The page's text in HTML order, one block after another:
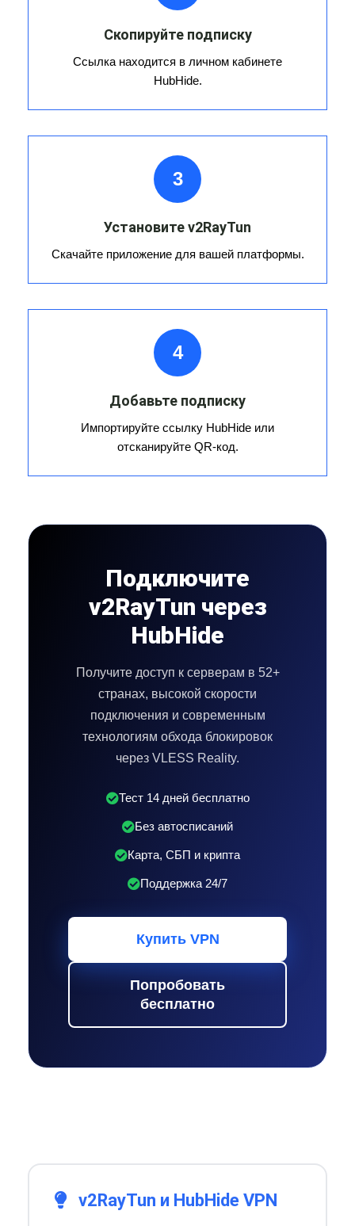
Скопируйте подписку
Ссылка находится в личном кабинете
HubHide.
3
Установите v2RayTun
Скачайте приложение для вашей платформы.
4
Добавьте подписку
Импортируйте ссылку HubHide или
отсканируйте QR-код.
Подключите
v2RayTun через
HubHide
Получите доступ к серверам в 52+
странах, высокой скорости
подключения и современным
технологиям обхода блокировок
через VLESS Reality.
Тест 14 дней бесплатно
Без автосписаний
Карта, СБП и крипта
Поддержка 24/7
Купить VPN
Попробовать
бесплатно
v2RayTun и HubHide VPN